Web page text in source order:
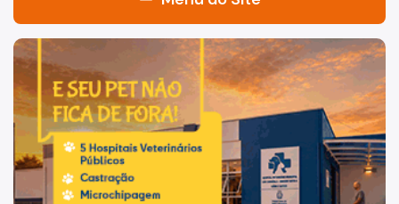
Acesso à Informação
Participação Social
Quadro de Serviços
Acesso à Proteção de Dados Pessoais
A Secretaria Municipal Das Subprefeituras
Imagem de um cachorro caramelo e uma gata rajada,